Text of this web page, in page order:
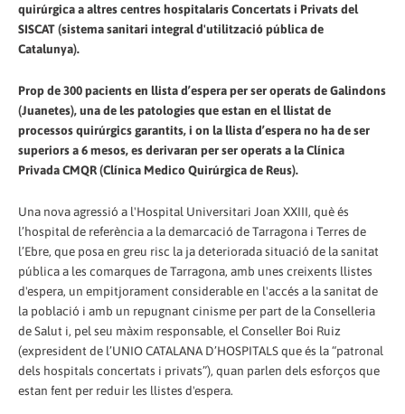
quirúrgica a altres centres hospitalaris Concertats i Privats del
SISCAT (sistema sanitari integral d'utilització pública de
Catalunya).
Prop de 300 pacients en llista d’espera per ser operats de Galindons
(Juanetes), una de les patologies que estan en el llistat de
processos quirúrgics garantits, i on la llista d’espera no ha de ser
superiors a 6 mesos, es derivaran per ser operats a la Clínica
Privada CMQR (Clínica Medico Quirúrgica de Reus).
Una nova agressió a l'Hospital Universitari Joan XXIII, què és
l’hospital de referència a la demarcació de Tarragona i Terres de
l’Ebre, que posa en greu risc la ja deteriorada situació de la sanitat
pública a les comarques de Tarragona, amb unes creixents llistes
d'espera, un empitjorament considerable en l'accés a la sanitat de
la població i amb un repugnant cinisme per part de la Conselleria
de Salut i, pel seu màxim responsable, el Conseller Boi Ruiz
(expresident de l’UNIO CATALANA D’HOSPITALS que és la “patronal
dels hospitals concertats i privats”), quan parlen dels esforços que
estan fent per reduir les llistes d'espera.